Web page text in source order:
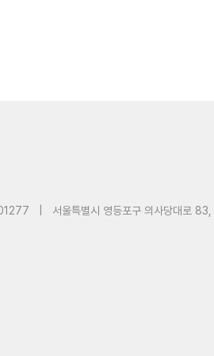
서울특별시 영등포구 의사당대로